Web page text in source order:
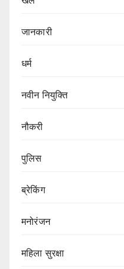
जानकारी
धर्म
नवीन नियुक्ति
नौकरी
पुलिस
ब्रेकिंग
मनोरंजन
महिला सुरक्षा